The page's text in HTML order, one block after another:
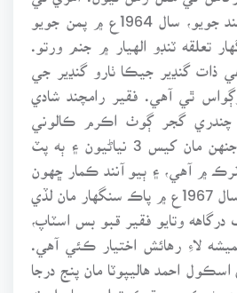
تعلقه ٽنڊو الهيار ۾ جنم ورتو.
ذات گنڍير جيڪا ٺارو گنڍير جي
ٿي آهي. فقير رامچند شادي
چندري گجر ڳوٺ اڪرم ڪالوني
ٽنڊوالهيار سان ڪئي. جنهن مان کيس 3 نياڻيون ۽ ٻه پٽ
مئٽرڪ ۾ آهي، ۽ ٻيو آنند ڪمار ڇهون
ڪلاس پڙهي پيو. پاڻ سال 1967ع ۾ پاڪ سنگهار مان لڏي
درگاهه وتايو فقير قبو بس اسٽاپ،
لاءِ رهائش اختيار ڪئي آهي.
اسڪول احمد هاليپوٽا مان پنج درجا
هجڻ ڪري وڌيڪ تعليم حاصل نه